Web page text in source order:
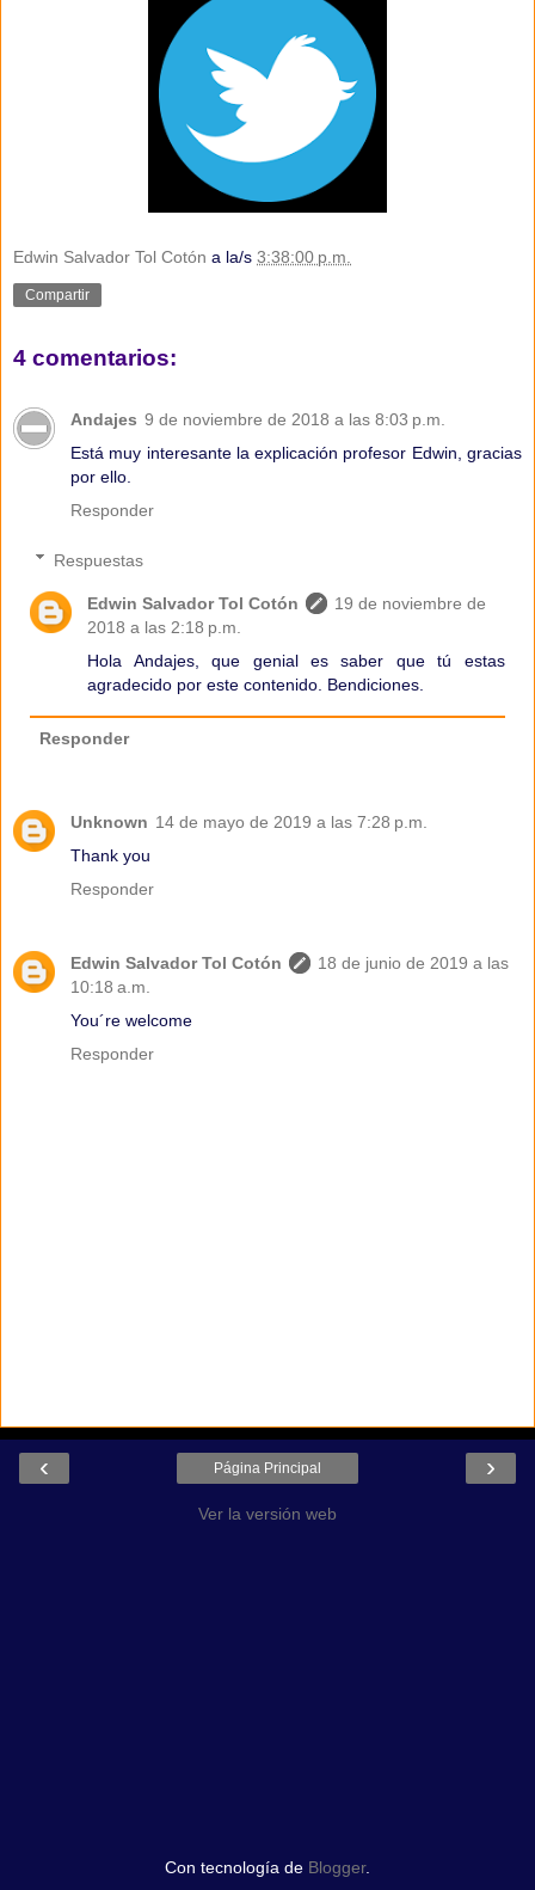
Edwin Salvador Tol Cotón a la/s 3:38:00 p.m.
Compartir
4 comentarios:
Andajes 9 de noviembre de 2018 a las 8:03 p.m.
Está muy interesante la explicación profesor Edwin, gracias
por ello.
Responder
Respuestas
Edwin Salvador Tol Cotón
19 de noviembre de
2018 a las 2:18 p.m.
Hola Andajes, que genial es saber que tú estas
agradecido por este contenido. Bendiciones.
Responder
Unknown 14 de mayo de 2019 a las 7:28 p.m.
Thank you
Responder
Edwin Salvador Tol Cotón
18 de junio de 2019 a las
10:18 a.m.
You´re welcome
Responder
‹ ›
Página Principal
Ver la versión web
Con tecnología de Blogger.